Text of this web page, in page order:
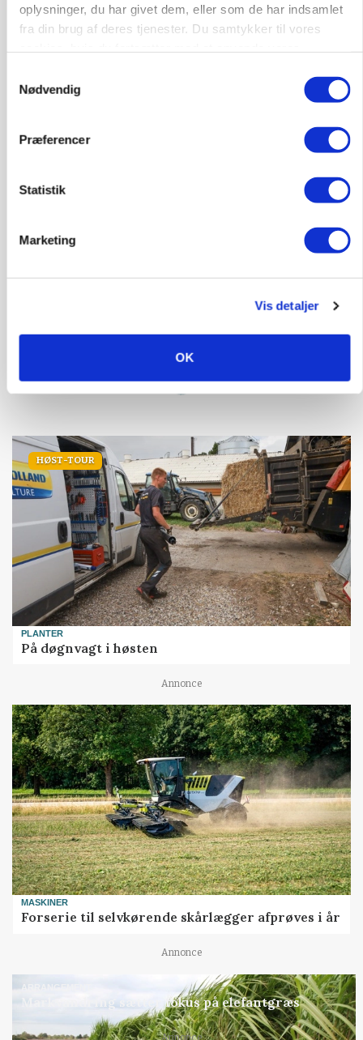
oplysninger, du har givet dem, eller som de har indsamlet
fra din brug af deres tjenester. Du samtykker til vores
Nødvendig
Præferencer
Statistik
Marketing
Vis detaljer
OK
ULVE
Det er en uskik at udlægge et røgslør om
Annonce
Loading...
HØST-TOUR
PLANTER
På døgnvagt i høsten
Annonce
MASKINER
Forserie til selvkørende skårlægger afprøves i år
Annonce
ARRANGEMENT
Markvandring sætter fokus på elefantgræs
Annonce